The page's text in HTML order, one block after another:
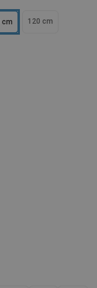
cm 120 cm